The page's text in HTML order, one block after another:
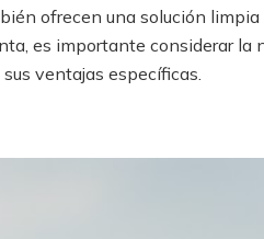
ofrecen una solución
es importante considerar
ventajas específicas.